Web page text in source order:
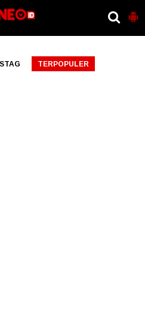
TERPOPULER